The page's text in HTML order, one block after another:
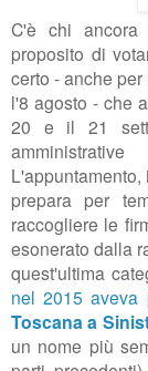
C'è chi
proposito di
certo - anche
l'8 agosto - che
20 e il 21
prepara per
raccogliere le
esonerato dalla
quest'ultima
nel 2015 aveva
Toscana a
un nome più